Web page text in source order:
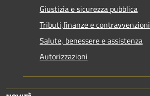
Giustizia e sicurezza pubblica
Tributi,finanze e contravvenzioni
Salute, benessere e assistenza
Autorizzazioni